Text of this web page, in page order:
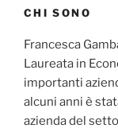
CHI SONO
Francesca
Laureata in
importanti
alcuni anni è
azienda del